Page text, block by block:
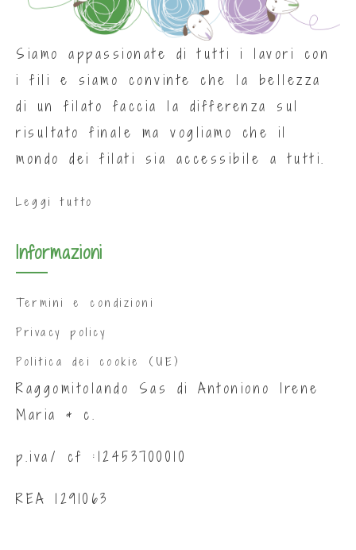
Siamo appassionate di tutti i lavori con
i fili e siamo convinte che la bellezza
di un filato faccia la differenza sul
risultato finale ma vogliamo che il
mondo dei filati sia accessibile a tutti.
Leggi tutto
Informazioni
Termini e condizioni
Privacy policy
Politica dei cookie (UE)
Raggomitolando Sas di Antoniono Irene
Maria & c.
p.iva/ cf :12453700010
REA 1291063